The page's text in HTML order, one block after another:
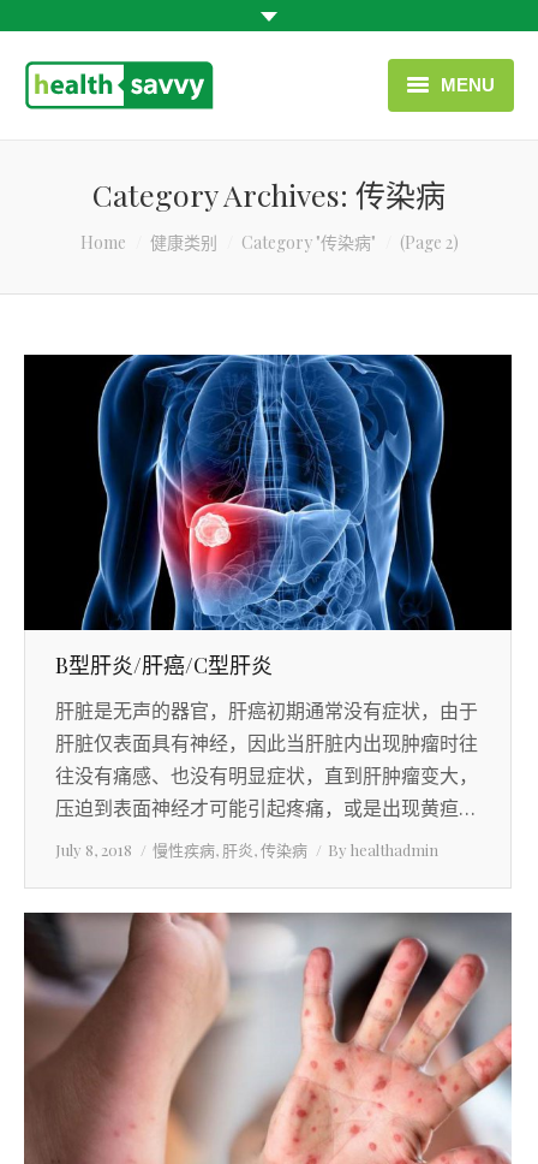
MENU
疾病/症状/类别
有用链接
Category Archives: 传染病
You are here:
Home 健康类别 Category "传染病" (Page 2)
B型肝炎/肝癌/C型肝炎
肝脏是无声的器官，肝癌初期通常没有症状，由于
肝脏仅表面具有神经，因此当肝脏内出现肿瘤时往
往没有痛感、也没有明显症状，直到肝肿瘤变大，
压迫到表面神经才可能引起疼痛，或是出现黄疸…
July 8, 2018 慢性疾病, 肝炎,传染病 By healthadmin